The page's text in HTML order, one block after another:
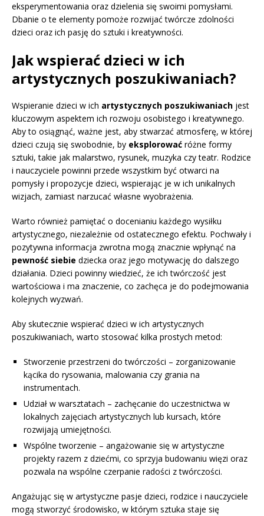
eksperymentowania oraz dzielenia się swoimi pomysłami.
Dbanie o te elementy pomoże rozwijać twórcze zdolności
dzieci oraz ich pasję do sztuki i kreatywności.
Jak wspierać dzieci w ich
artystycznych poszukiwaniach?
Wspieranie dzieci w ich artystycznych poszukiwaniach jest
kluczowym aspektem ich rozwoju osobistego i kreatywnego.
Aby to osiągnąć, ważne jest, aby stwarzać atmosferę, w której
dzieci czują się swobodnie, by eksplorować różne formy
sztuki, takie jak malarstwo, rysunek, muzyka czy teatr. Rodzice
i nauczyciele powinni przede wszystkim być otwarci na
pomysły i propozycje dzieci, wspierając je w ich unikalnych
wizjach, zamiast narzucać własne wyobrażenia.
Warto również pamiętać o docenianiu każdego wysiłku
artystycznego, niezależnie od ostatecznego efektu. Pochwały i
pozytywna informacja zwrotna mogą znacznie wpłynąć na
pewność siebie dziecka oraz jego motywację do dalszego
działania. Dzieci powinny wiedzieć, że ich twórczość jest
wartościowa i ma znaczenie, co zachęca je do podejmowania
kolejnych wyzwań.
Aby skutecznie wspierać dzieci w ich artystycznych
poszukiwaniach, warto stosować kilka prostych metod:
Stworzenie przestrzeni do twórczości – zorganizowanie
kącika do rysowania, malowania czy grania na
instrumentach.
Udział w warsztatach – zachęcanie do uczestnictwa w
lokalnych zajęciach artystycznych lub kursach, które
rozwijają umiejętności.
Wspólne tworzenie – angażowanie się w artystyczne
projekty razem z dziećmi, co sprzyja budowaniu więzi oraz
pozwala na wspólne czerpanie radości z twórczości.
Angażując się w artystyczne pasje dzieci, rodzice i nauczyciele
mogą stworzyć środowisko, w którym sztuka staje się